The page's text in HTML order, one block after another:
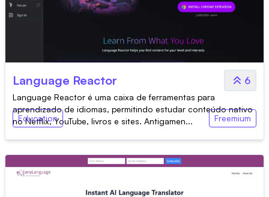
Language Reactor 6
Language Reactor é uma caixa de ferramentas para
aprendizado de idiomas, permitindo estudar conteúdo nativo
no Netflix, YouTube, livros e sites. Antigamen...
Education Freemium